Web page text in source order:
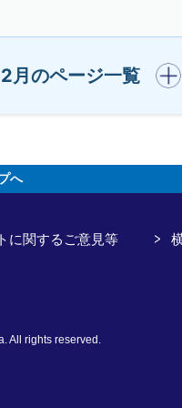
月のページ一覧
へ
に関するご意見等
All rights reserved.